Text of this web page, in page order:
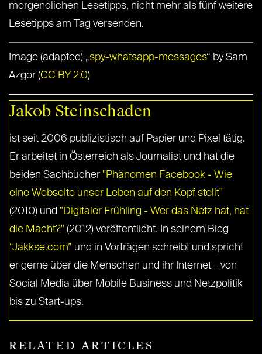
morgendlichen Lesetipps, nicht mehr als fünf weitere
Lesetipps am Tag versenden.
Image (adapted) „spy-whatsapp-messages“ by Sam
Azgor (CC BY 2.0)
Jakob Steinschaden
ist seit 2006 publizistisch auf Papier und Pixel tätig.
Er arbeitet in Österreich als Journalist und hat die
beiden Sachbücher "Phänomen Facebook - Wie
eine Webseite unser Leben auf den Kopf stellt"
(2010) und "Digitaler Frühling - Wer das Netz hat, hat
die Macht?" (2012) veröffentlicht. In seinem Blog
“Jakkse.com” und in Vorträgen schreibt und spricht
er gerne über die Menschen und ihr Internet – von
Social Media über Mobile Business und Netzpolitik
bis zu Start-ups.
RELATED ARTICLES